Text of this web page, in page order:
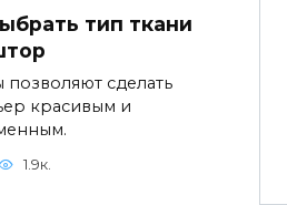
тип ткани
сделать
красивым и
1.9к.